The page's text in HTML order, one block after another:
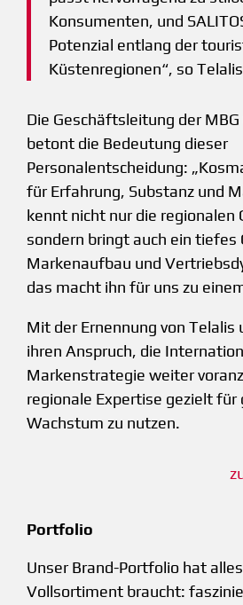
Konsumenten, und
Potenzial entlang der
Küstenregionen“, so
Die Geschäftsleitung der MBG
betont die Bedeutung dieser
Personalentscheidung:
für Erfahrung, Substanz und
kennt nicht nur die regionalen
sondern bringt auch ein tiefes
Markenaufbau und
das macht ihn für uns zu
Mit der Ernennung von Telalis
ihren Anspruch, die
Markenstrategie weiter
regionale Expertise gezielt für
Wachstum zu nutzen.
Portfolio
Unser Brand-Portfolio hat
Vollsortiment braucht: